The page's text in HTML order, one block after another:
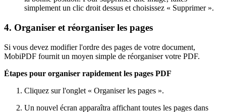
simplement un clic droit dessus et choisissez « Supprimer ».
4. Organiser et réorganiser les pages
Si vous devez modifier l'ordre des pages de votre document,
MobiPDF fournit un moyen simple de réorganiser votre PDF.
Étapes pour organiser rapidement les pages PDF
Cliquez sur l'onglet « Organiser les pages ».
Un nouvel écran apparaîtra affichant toutes les pages dans